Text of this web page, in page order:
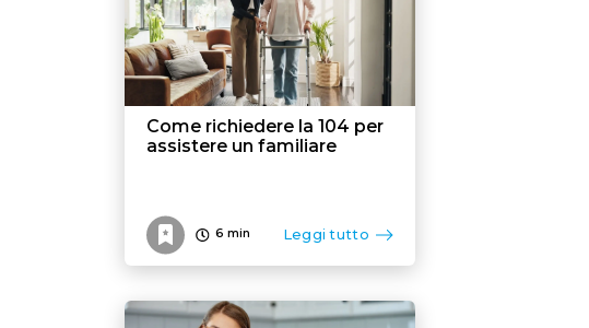
Come richiedere la 104 per
assistere un familiare
6 min Leggi tutto